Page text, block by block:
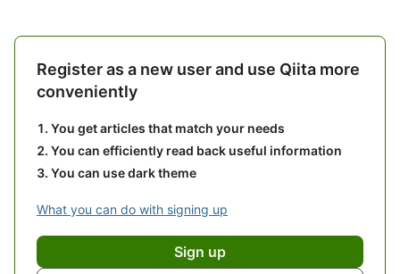
Register as a new user and use Qiita more
conveniently
You get articles that match your needs
You can efficiently read back useful information
You can use dark theme
What you can do with signing up
Sign up